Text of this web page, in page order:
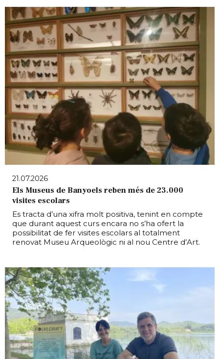
21.07.2026
Els Museus de Banyoels reben més de 23.000
visites escolars
Es tracta d’una xifra molt positiva, tenint en compte
que durant aquest curs encara no s’ha ofert la
possibilitat de fer visites escolars al totalment
renovat Museu Arqueològic ni al nou Centre d’Art.